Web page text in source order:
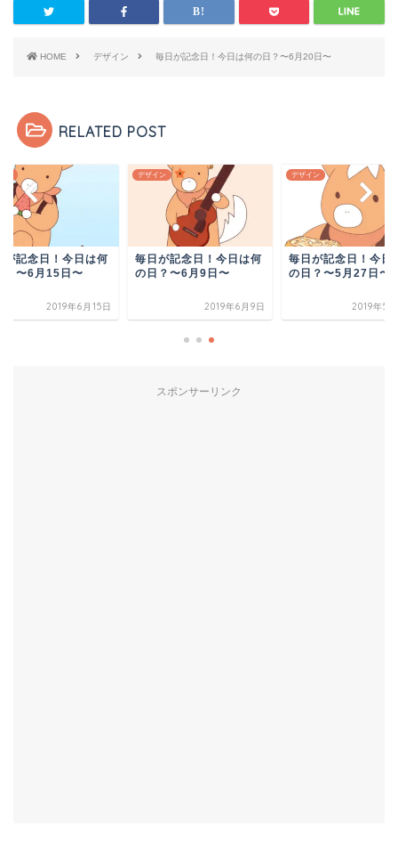
HOME デザイン 毎日が記念日！今日は何の日？〜6月20日〜
RELATED POST
が記念日！今日は何
？〜6月9日〜
2019年6月9日
デザイン
毎日が記念日！今日は何
の日？〜5月27日〜
2019年5月28日
デザイン
毎日が記念日！今日
の日？〜6月15日〜
2019年6
スポンサーリンク